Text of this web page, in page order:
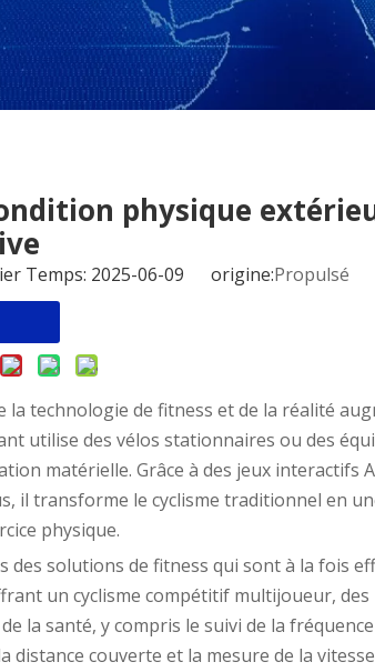
physique
Temps: 2025-06-09 origine:Propulsé
technologie de fitness et de la réalité
utilise des vélos stationnaires ou des
matérielle. Grâce à des jeux interactifs
il transforme le cyclisme traditionnel en
physique.
solutions de fitness qui sont à la fois
un cyclisme compétitif multijoueur, des
la santé, y compris le suivi de la fréquence
distance couverte et la mesure de la